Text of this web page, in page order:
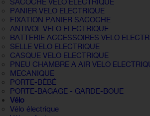
SACOCHE VELO ELECTRIQUE
PANIER VELO ELECTRIQUE
FIXATION PANIER SACOCHE
ANTIVOL VELO ELECTRIQUE
BATTERIE ACCESSOIRES VELO
SELLE VELO ELECTRIQUE
CASQUE VELO ELECTRIQUE
PNEU CHAMBRE A AIR VELO
MECANIQUE
PORTE-BÉBÉ
PORTE-BAGAGE - GARDE-BOUE
Vélo
Vélo électrique